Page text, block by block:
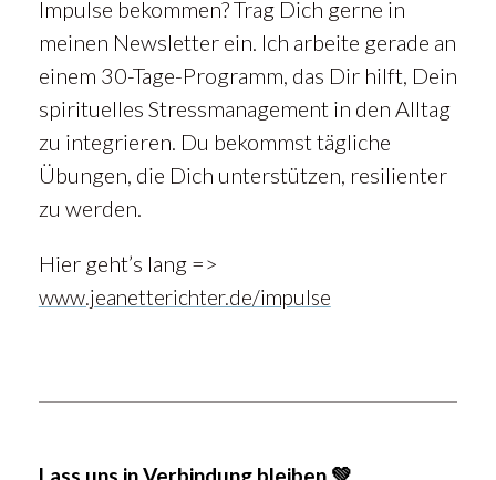
Impulse bekommen? Trag Dich gerne in
meinen Newsletter ein. Ich arbeite gerade an
einem 30-Tage-Programm, das Dir hilft, Dein
spirituelles Stressmanagement in den Alltag
zu integrieren. Du bekommst tägliche
Übungen, die Dich unterstützen, resilienter
zu werden.
Hier geht’s lang =>
www.jeanetterichter.de/impulse